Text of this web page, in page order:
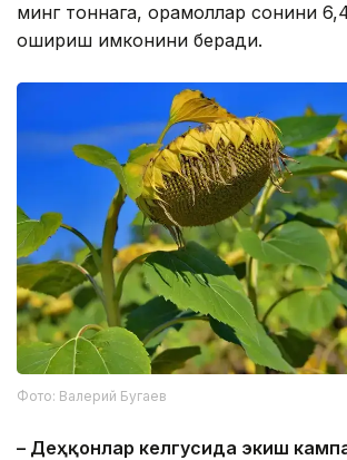
минг тоннага, қорамоллар сонини
ошириш имконини беради.
Фото: Валерий Бугаев
– Деҳқонлар келгусида экиш